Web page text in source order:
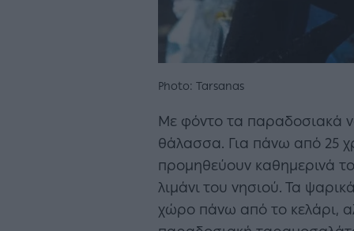
Photo: Tarsanas
Με φόντο τα παραδοσιακά
θάλασσα. Για πάνω από 25
προμηθεύουν καθημερινά
λιμάνι του νησιού. Τα
χώρο πάνω από το κελάρι,